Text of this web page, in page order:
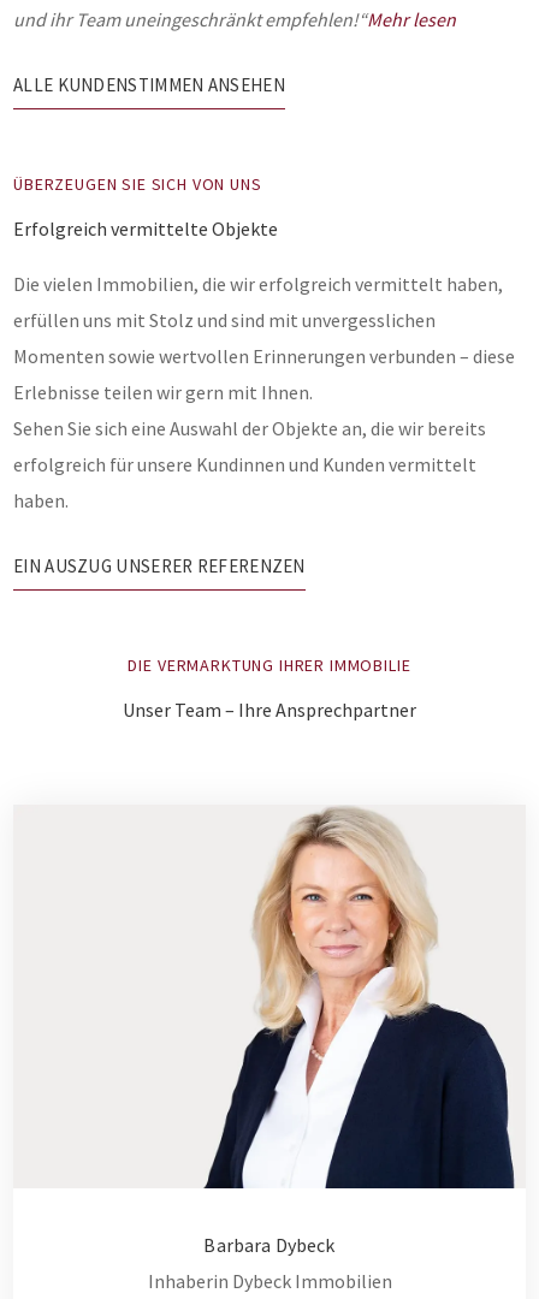
und ihr Team uneingeschränkt empfehlen!“Mehr lesen
ALLE KUNDENSTIMMEN ANSEHEN
ÜBERZEUGEN SIE SICH VON UNS
Erfolgreich vermittelte Objekte
Die vielen Immobilien, die wir erfolgreich vermittelt haben,
erfüllen uns mit Stolz und sind mit unvergesslichen
Momenten sowie wertvollen Erinnerungen verbunden – diese
Erlebnisse teilen wir gern mit Ihnen.
Sehen Sie sich eine Auswahl der Objekte an, die wir bereits
erfolgreich für unsere Kundinnen und Kunden vermittelt
haben.
EIN AUSZUG UNSERER REFERENZEN
DIE VERMARKTUNG IHRER IMMOBILIE
Unser Team – Ihre Ansprechpartner
Barbara Dybeck
Inhaberin Dybeck Immobilien